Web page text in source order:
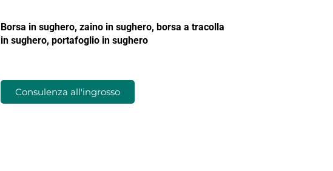
Borsa in sughero, zaino in sughero, borsa a tracolla
in sughero, portafoglio in sughero
Consulenza all'ingrosso